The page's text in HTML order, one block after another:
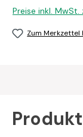
Preise inkl. MwSt.
Zum Merkzettel